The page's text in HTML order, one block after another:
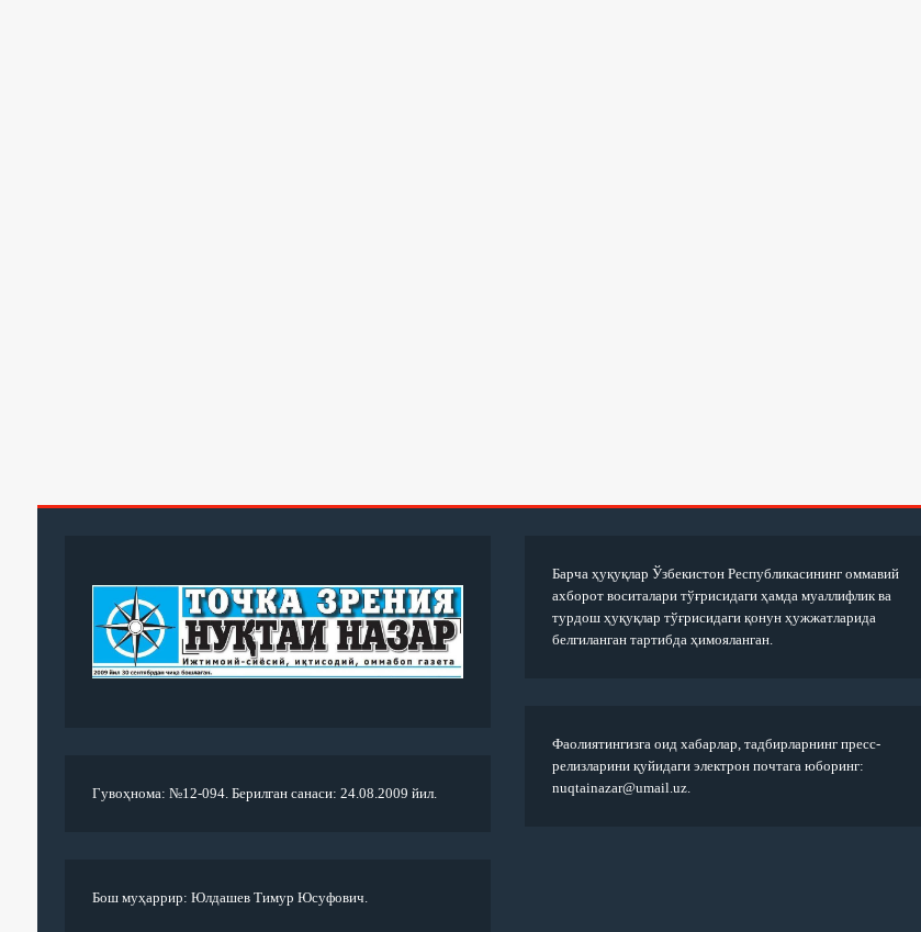
Гувоҳнома: №12-094. Берилган санаси: 24.08.2009 йил.
Бош муҳаррир: Юлдашев Тимур Юсуфович.
Барча ҳуқуқлар Ўзбекистон Республикасининг оммавий
ахборот воситалари тўғрисидаги ҳамда муаллифлик ва
турдош ҳуқуқлар тўғрисидаги қонун ҳужжатларида
белгиланган тартибда ҳимояланган.
Фаолиятингизга оид хабарлар, тадбирларнинг пресс-
релизларини қуйидаги электрон почтага юборинг:
nuqtainazar@umail.uz.